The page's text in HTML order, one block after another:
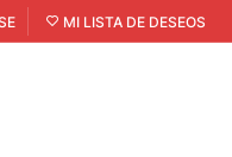
MI LISTA DE DESEOS